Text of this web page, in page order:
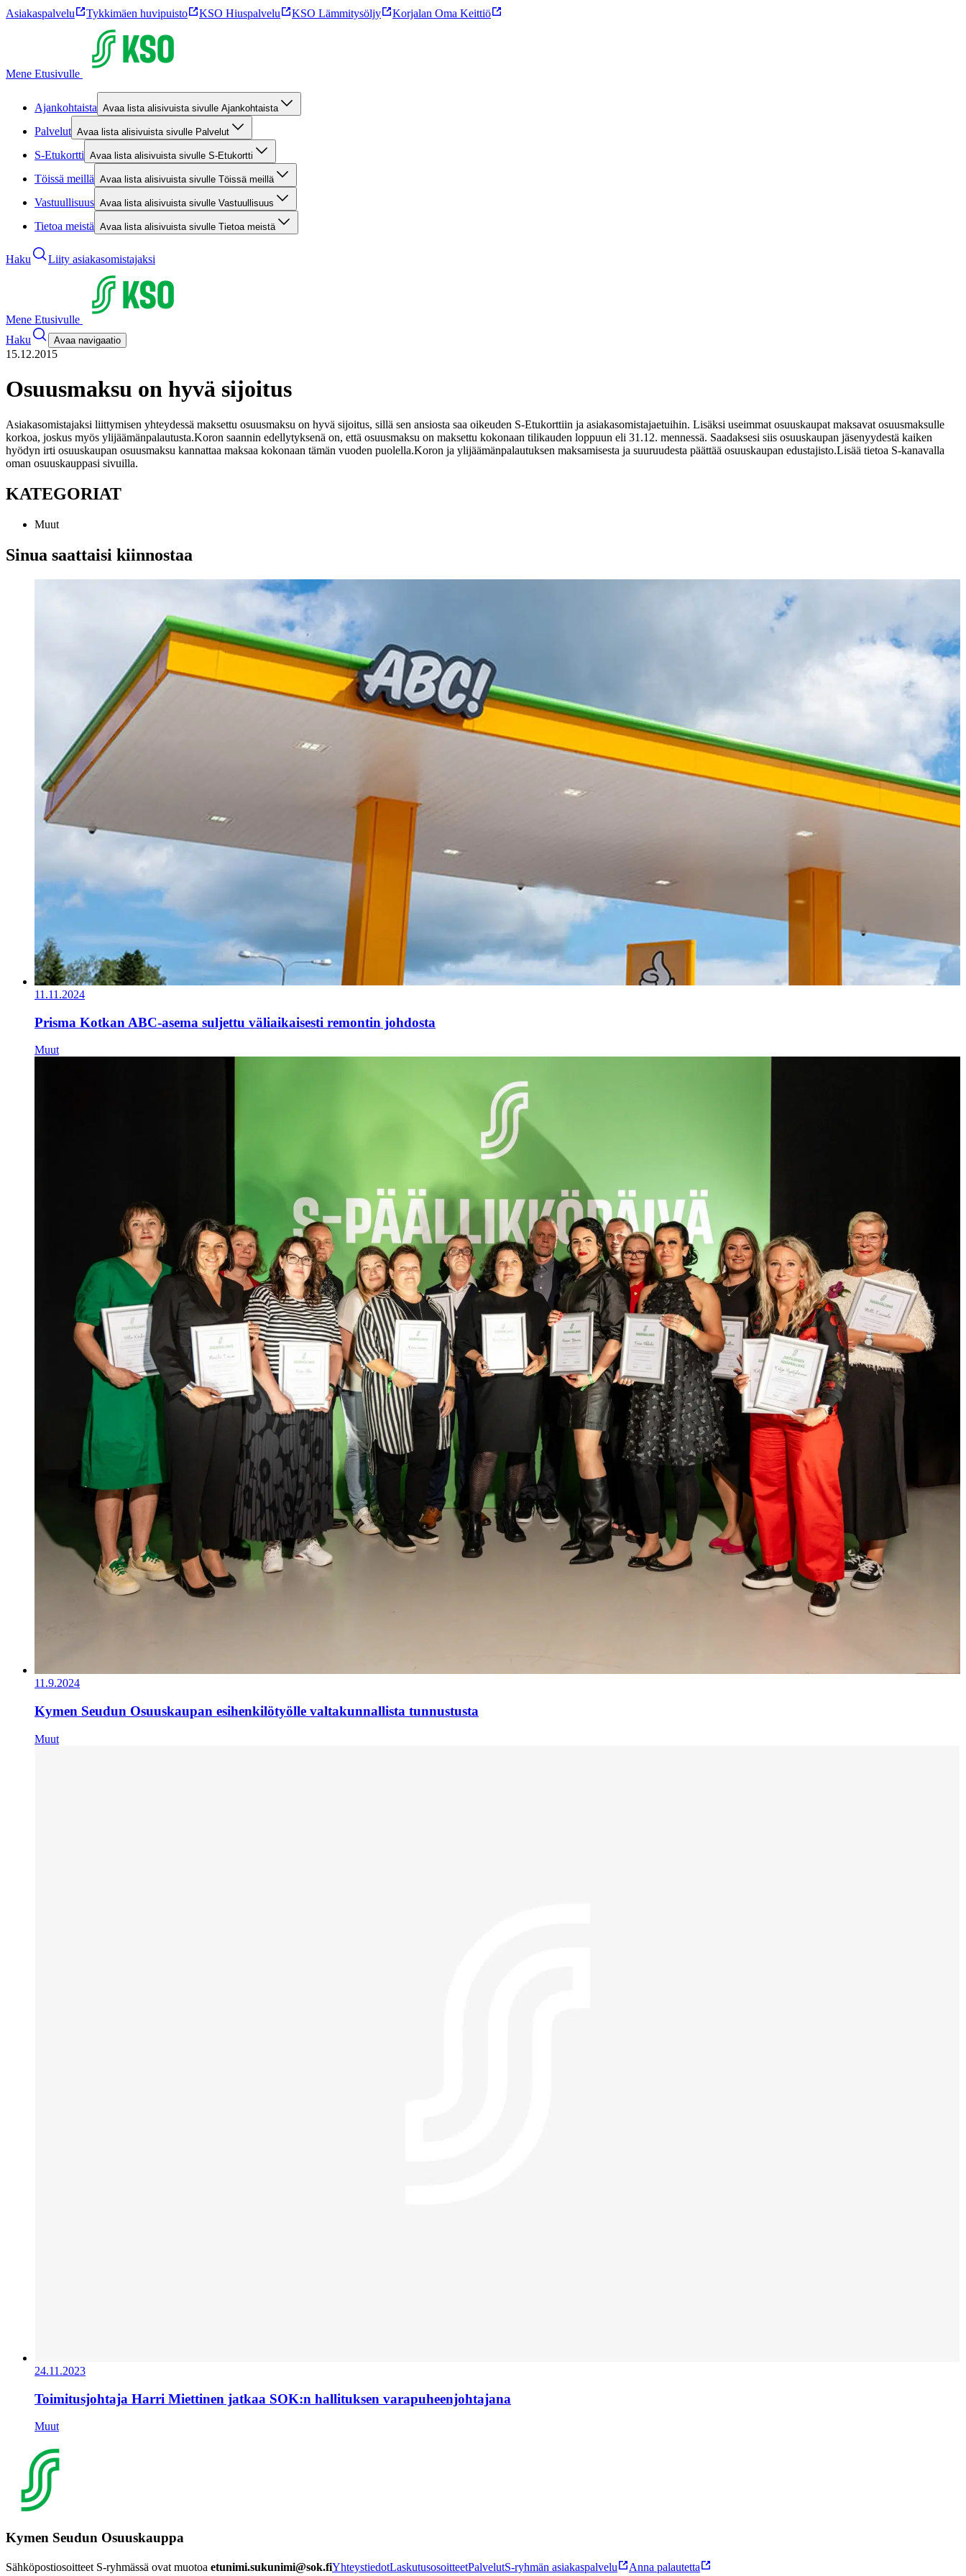
Asiakaspalvelu Tykkimäen huvipuisto KSO Hiuspalvelu KSO Lämmitysöljy Korjalan Oma Keittiö
Mene Etusivulle
Ajankohtaista Avaa lista alisivuista sivulle Ajankohtaista
Palvelut Avaa lista alisivuista sivulle Palvelut
S-Etukortti Avaa lista alisivuista sivulle S-Etukortti
Töissä meillä Avaa lista alisivuista sivulle Töissä meillä
Vastuullisuus Avaa lista alisivuista sivulle Vastuullisuus
Tietoa meistä Avaa lista alisivuista sivulle Tietoa meistä
Haku Liity asiakasomistajaksi
Mene Etusivulle
Haku
Avaa navigaatio
15.12.2015
Osuusmaksu on hyvä sijoitus
Asiakasomistajaksi liittymisen yhteydessä maksettu osuusmaksu on hyvä sijoitus, sillä sen ansiosta saa oikeuden S-Etukorttiin ja asiakasomistajaetuihin. Lisäksi useimmat osuuskaupat maksavat osuusmaksulle
korkoa, joskus myös ylijäämänpalautusta.Koron saannin edellytyksenä on, että osuusmaksu on maksettu kokonaan tilikauden loppuun eli 31.12. mennessä. Saadaksesi siis osuuskaupan jäsenyydestä kaiken
hyödyn irti osuuskaupan osuusmaksu kannattaa maksaa kokonaan tämän vuoden puolella.Koron ja ylijäämänpalautuksen maksamisesta ja suuruudesta päättää osuuskaupan edustajisto.Lisää tietoa S-kanavalla
oman osuuskauppasi sivuilla.
KATEGORIAT
Muut
Sinua saattaisi kiinnostaa
11.11.2024
Prisma Kotkan ABC-asema suljettu väliaikaisesti remontin johdosta
Muut
11.9.2024
Kymen Seudun Osuuskaupan esihenkilötyölle valtakunnallista tunnustusta
Muut
24.11.2023
Toimitusjohtaja Harri Miettinen jatkaa SOK:n hallituksen varapuheenjohtajana
Muut
Kymen Seudun Osuuskauppa
Sähköpostiosoitteet S-ryhmässä ovat muotoa etunimi.sukunimi@sok.fiYhteystiedotLaskutusosoitteetPalvelutS-ryhmän asiakaspalvelu Anna palautetta